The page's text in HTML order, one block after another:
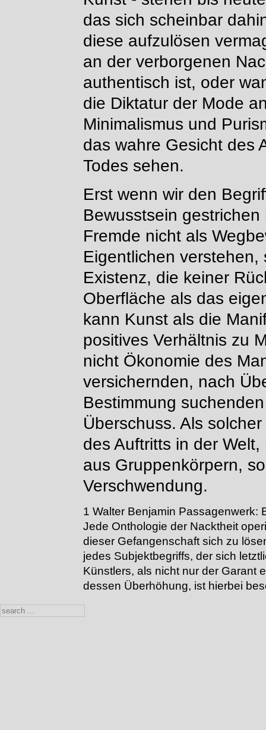
das sich scheinbar
diese aufzulösen
an der verborgenen
authentisch ist, oder
die Diktatur der Mode
Minimalismus und
das wahre Gesicht des
Todes sehen.
Erst wenn wir den
Bewusstsein
Fremde nicht als
Eigentlichen
Existenz, die keiner
Oberfläche als das
kann Kunst als die
positives Verhältnis zu
nicht Ökonomie des
versichernden, nach
Bestimmung
Überschuss. Als
des Auftritts in der
aus Gruppenkörpern,
Verschwendung.
1 Walter Benjamin Passagenwerk:
Jede Onthologie der Nacktheit
dieser Gefangenschaft sich zu
jedes Subjektbegriffs, der sich
Künstlers, als nicht nur der Garant
dessen Überhöhung, ist hierbei